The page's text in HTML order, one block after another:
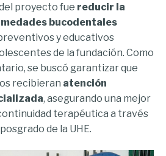
proyecto fue reducir la
bucodentales
y educativos
de la fundación. Como
se buscó garantizar que
recibieran atención
, asegurando una mejor
terapéutica a través
de la UHE.